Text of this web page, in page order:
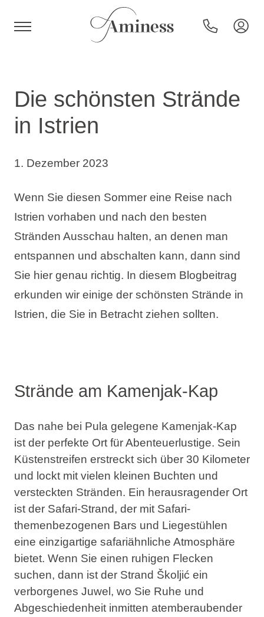
Sonderangebote
Reiseziele
Urlaubsarten
Blogs
Die schönsten Strände
in Istrien
1. Dezember 2023
Wenn Sie diesen Sommer eine Reise nach
Istrien vorhaben und nach den besten
Stränden Ausschau halten, an denen man
entspannen und abschalten kann, dann sind
Sie hier genau richtig. In diesem Blogbeitrag
erkunden wir einige der schönsten Strände in
Istrien, die Sie in Betracht ziehen sollten.
Strände am Kamenjak-Kap
Das nahe bei Pula gelegene Kamenjak-Kap
ist der perfekte Ort für Abenteuerlustige. Sein
Küstenstreifen erstreckt sich über 30 Kilometer
und lockt mit vielen kleinen Buchten und
versteckten Stränden. Ein herausragender Ort
ist der Safari-Strand, der mit Safari-
themenbezogenen Bars und Liegestühlen
eine einzigartige safariähnliche Atmosphäre
bietet. Wenn Sie einen ruhigen Flecken
suchen, dann ist der Strand Školjić ein
verborgenes Juwel, wo Sie Ruhe und
Abgeschiedenheit inmitten atemberaubender